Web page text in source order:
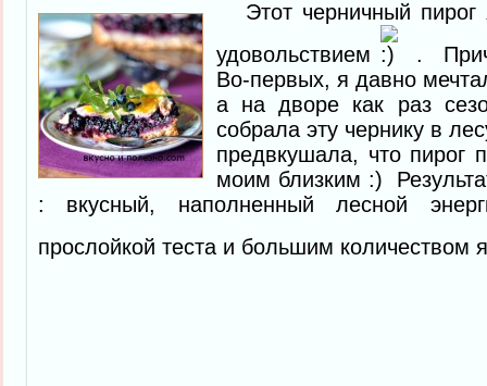
Этот черничный пирог
удовольствием
.
Во-первых, я давно
а на дворе как раз
собрала эту чернику в
предвкушала, что пирог
моим близким :)
: вкусный, наполненный лесной
прослойкой теста и большим количеством